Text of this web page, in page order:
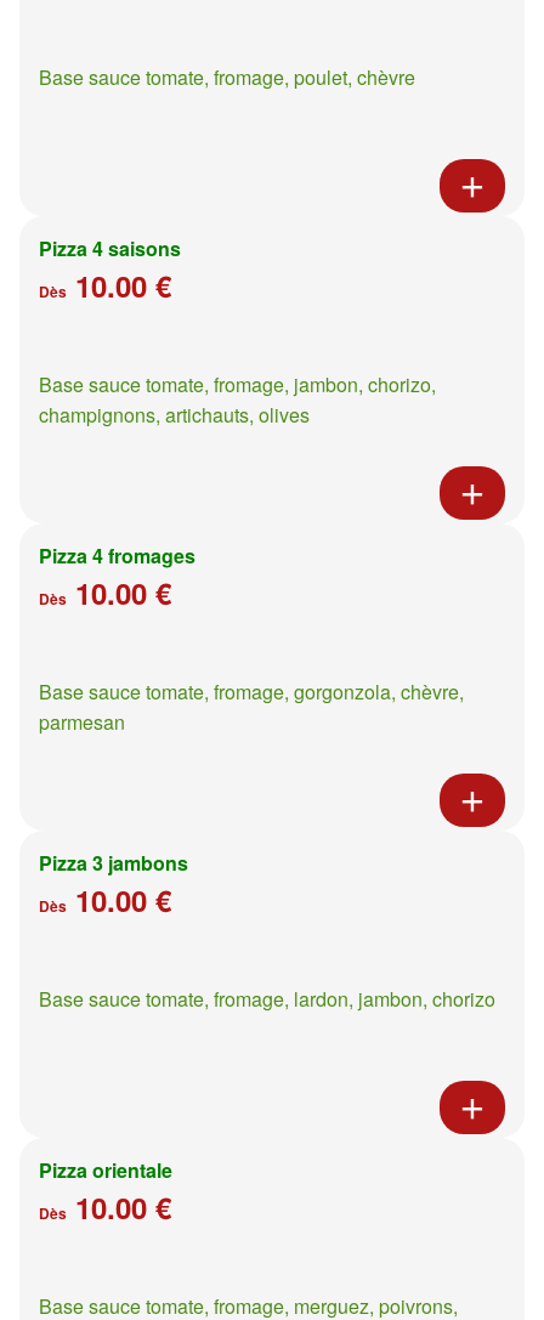
Base sauce tomate, fromage, poulet, chèvre
Pizza 4 saisons
Dès 10.00 €
Base sauce tomate, fromage, jambon, chorizo,
champignons, artichauts, olives
Pizza 4 fromages
Dès 10.00 €
Base sauce tomate, fromage, gorgonzola, chèvre,
parmesan
Pizza 3 jambons
Dès 10.00 €
Base sauce tomate, fromage, lardon, jambon, chorizo
Pizza orientale
Dès 10.00 €
Base sauce tomate, fromage, merguez, poivrons,